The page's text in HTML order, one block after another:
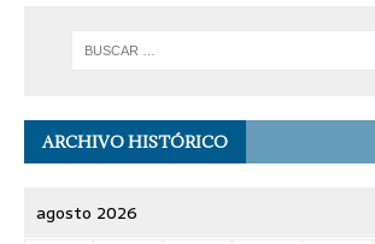
ARCHIVO HISTÓRICO
agosto 2026